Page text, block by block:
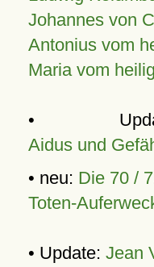
Johannes von
Antonius vom
Maria vom
•
Aidus und
• neu: Die 70 /
Toten-
• Update: Jean